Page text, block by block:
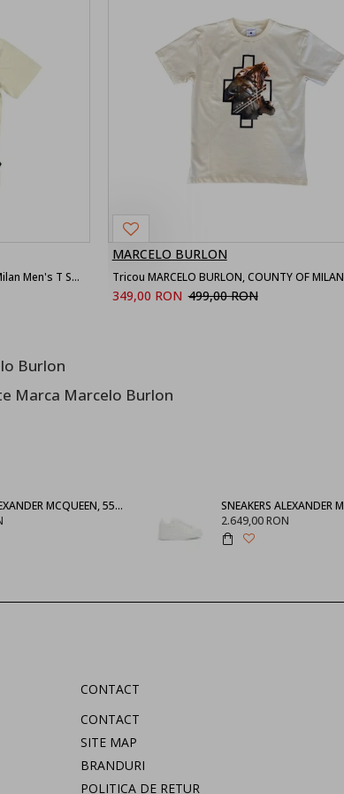
Tricou MARCELO BURLON, County Of Milan Men's T Shirt Coconut
MARCELO BURLON
Tricou MARCELO BURLON, COUNTY OF MILAN
349,00 RON 499,00 RON
Burlon
Marca Marcelo Burlon
Sneakers ALEXANDER MCQUEEN, 553770WHGP01000
2.649,00 RON
CONTACT
CONTACT
SITE MAP
BRANDURI
POLITICA DE RETUR